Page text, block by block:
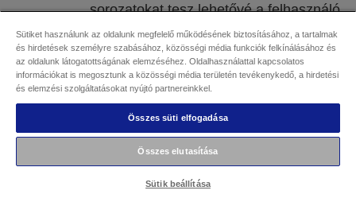
sorozatokat tesz lehetővé a felhasználó
beavatkozása nélkül. Ráadásul a működés közben
cserélhető tintákkal dolgozó rendszer
automatikusan átkapcsol az üres tintacsomagról az
új tintacsomagra a zavartalan nyomtatás
érdekében.
Sütiket használunk az oldalunk megfelelő működésének biztosításához, a tartalmak
és hirdetések személyre szabásához, közösségi média funkciók felkínálásához és
az oldalunk látogatottságának elemzéséhez. Oldalhasználattal kapcsolatos
információkat is megosztunk a közösségi média területén tevékenykedő, a hirdetési
és elemzési szolgáltatásokat nyújtó partnereinkkel.
Összes süti elfogadása
Összes elutasítása
Sütik beállítása